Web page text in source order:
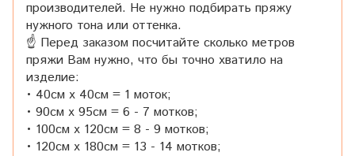
производителей. Не нужно подбирать пряжу
нужного тона или оттенка.
☝ Перед заказом посчитайте сколько метров
пряжи Вам нужно, что бы точно хватило на
изделие:
• 40см x 40см = 1 моток;
• 90см x 95см = 6 - 7 мотков;
• 100см x 120см = 8 - 9 мотков;
• 120см x 180см = 13 - 14 мотков;